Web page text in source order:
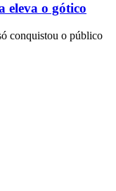
eleva o gótico
conquistou o público